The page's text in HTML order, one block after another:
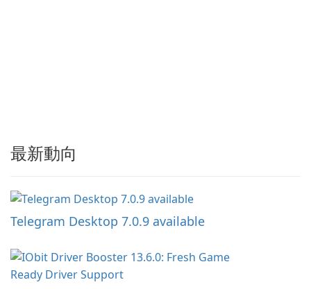
最新動向
Telegram Desktop 7.0.9 available